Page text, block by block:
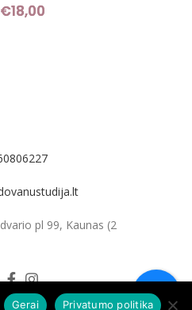
€18,00
pl 99, Kaunas (2
Gerai Privatumo politika